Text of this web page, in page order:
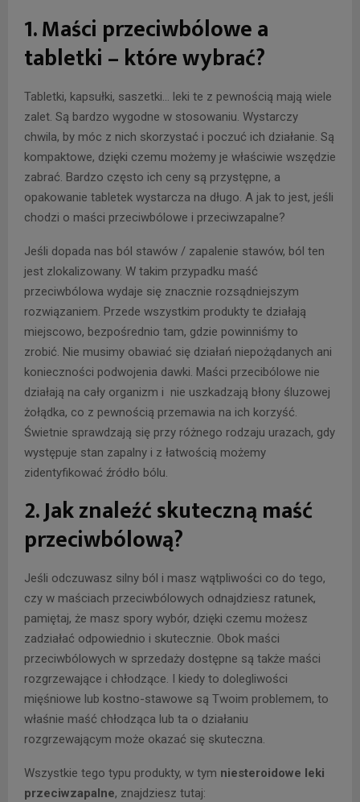
1. Maści przeciwbólowe a
tabletki – które wybrać?
Tabletki, kapsułki, saszetki… leki te z pewnością mają wiele
zalet. Są bardzo wygodne w stosowaniu. Wystarczy
chwila, by móc z nich skorzystać i poczuć ich działanie. Są
kompaktowe, dzięki czemu możemy je właściwie wszędzie
zabrać. Bardzo często ich ceny są przystępne, a
opakowanie tabletek wystarcza na długo. A jak to jest, jeśli
chodzi o maści przeciwbólowe i przeciwzapalne?
Jeśli dopada nas ból stawów / zapalenie stawów, ból ten
jest zlokalizowany. W takim przypadku maść
przeciwbólowa wydaje się znacznie rozsądniejszym
rozwiązaniem. Przede wszystkim produkty te działają
miejscowo, bezpośrednio tam, gdzie powinniśmy to
zrobić. Nie musimy obawiać się działań niepożądanych ani
konieczności podwojenia dawki. Maści przecibólowe nie
działają na cały organizm i nie uszkadzają błony śluzowej
żołądka, co z pewnością przemawia na ich korzyść.
Świetnie sprawdzają się przy różnego rodzaju urazach, gdy
występuje stan zapalny i z łatwością możemy
zidentyfikować źródło bólu.
2. Jak znaleźć skuteczną maść
przeciwbólową?
Jeśli odczuwasz silny ból i masz wątpliwości co do tego,
czy w maściach przeciwbólowych odnajdziesz ratunek,
pamiętaj, że masz spory wybór, dzięki czemu możesz
zadziałać odpowiednio i skutecznie. Obok maści
przeciwbólowych w sprzedaży dostępne są także maści
rozgrzewające i chłodzące. I kiedy to dolegliwości
mięśniowe lub kostno-stawowe są Twoim problemem, to
właśnie maść chłodząca lub ta o działaniu
rozgrzewającym może okazać się skuteczna.
Wszystkie tego typu produkty, w tym niesteroidowe leki
przeciwzapalne, znajdziesz tutaj: